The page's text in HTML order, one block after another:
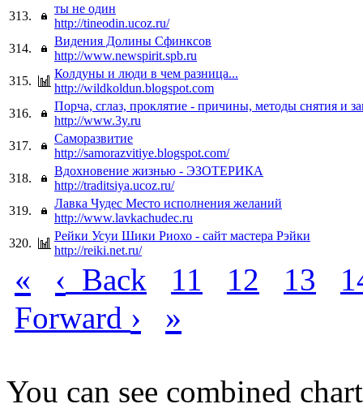
313.
ты не один
http://tineodin.ucoz.ru/
314.
Видения Долины Сфинксов
http://www.newspirit.spb.ru
315.
Колдуны и люди в чем разница...
http://wildkoldun.blogspot.com
316.
Порча, сглаз, проклятие - причины, методы снятия и
http://www.3y.ru
317.
Саморазвитие
http://samorazvitiye.blogspot.com/
318.
Вдохновение жизнью - ЭЗОТЕРИКА
http://traditsiya.ucoz.ru/
319.
Лавка Чудес Место исполнения желаний
http://www.lavkachudec.ru
320.
Рейки Усуи Шики Риохо - сайт мастера Рэйки
http://reiki.net.ru/
« ‹ Back 11 12 13
Forward › »
You can see combined